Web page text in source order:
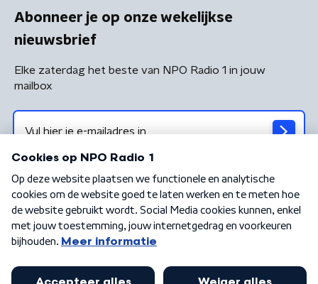
Abonneer je op onze wekelijkse
nieuwsbrief
Elke zaterdag het beste van NPO Radio 1 in jouw
mailbox
Algemene voorwaarden Privacybeleid